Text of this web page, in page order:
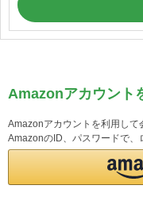
Amazonアカウント
Amazonアカウントを利用して
AmazonのID、パスワードで、